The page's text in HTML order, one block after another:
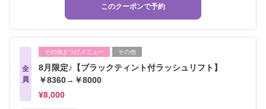
このクーポンで予約
全
員
その他まつげメニュー その他
8月限定♪【ブラックティント付ラッシュリフト】
￥8360→￥8000
¥8,000